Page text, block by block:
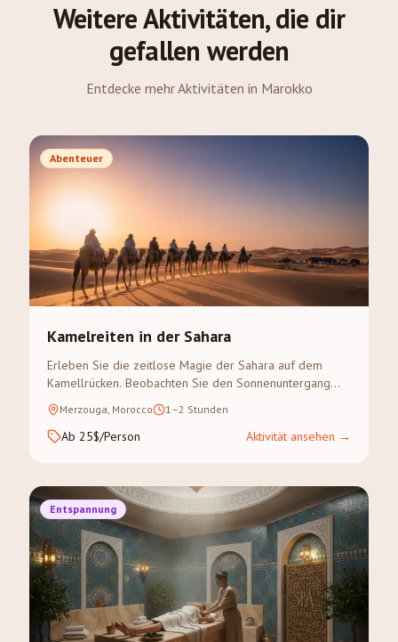
Weitere Aktivitäten, die dir
gefallen werden
Entdecke mehr Aktivitäten in Marokko
Abenteuer
Kamelreiten in der Sahara
Erleben Sie die zeitlose Magie der Sahara auf dem
Kamellrücken. Beobachten Sie den Sonnenuntergang
über den goldenen Dünen des Erg Chebbi auf einem
geführten Kameltreck.
Merzouga, Morocco 1–2 Stunden
Ab 25$/Person Aktivität ansehen →
Entspannung